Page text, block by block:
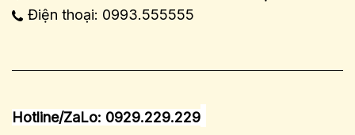
Điện thoại: 0993.555555
Hotline/ZaLo: 0929.229.229